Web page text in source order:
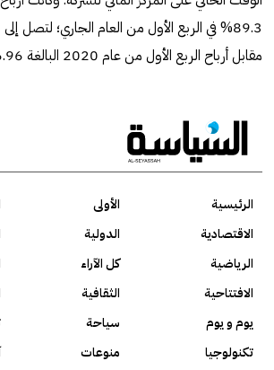
مقابل أرباح الربع الأول من عام 2020 البالغة 6.96 مليون دينار.
الرئيسية الأولى
الاقتصادية
الدولية
الرياضية
كل الآراء
الافتتاحية
الثقافية
يوم و يوم
سياحة
تكنولوجيا
منوعات